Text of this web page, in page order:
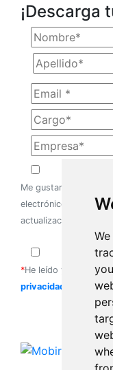
¡Descarga
Me gustaría
electrónico para
actualizaciones,
*He leído y estoy de
privacidad
ya